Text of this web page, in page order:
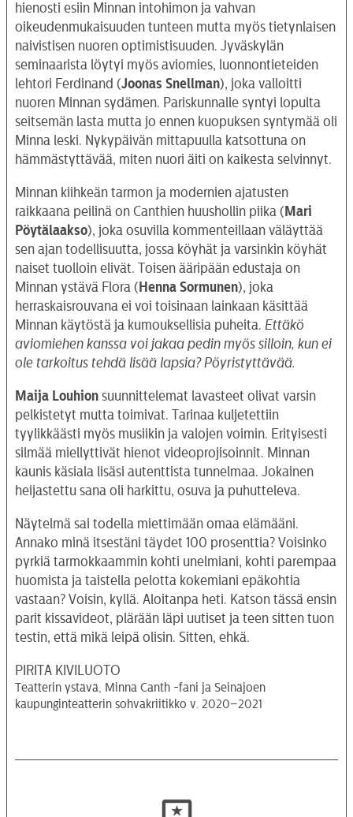
hienosti esiin Minnan intohimon ja vahvan
oikeudenmukaisuuden tunteen mutta myös tietynlaisen
naivistisen nuoren optimistisuuden. Jyväskylän
seminaarista löytyi myös aviomies, luonnontieteiden
lehtori Ferdinand (Joonas Snellman), joka valloitti
nuoren Minnan sydämen. Pariskunnalle syntyi lopulta
seitsemän lasta mutta jo ennen kuopuksen syntymää oli
Minna leski. Nykypäivän mittapuulla katsottuna on
hämmästyttävää, miten nuori äiti on kaikesta selvinnyt.
Minnan kiihkeän tarmon ja modernien ajatusten
raikkaana peilinä on Canthien huushollin piika ( Mari
Pöytälaakso), joka osuvilla kommenteillaan väläyttää
sen ajan todellisuutta, jossa köyhät ja varsinkin köyhät
naiset tuolloin elivät. Toisen ääripään edustaja on
Minnan ystävä Flora ( Henna Sormunen), joka
herraskaisrouvana ei voi toisinaan lainkaan käsittää
Minnan käytöstä ja kumouksellisia puheita. Ettäkö
aviomiehen kanssa voi jakaa pedin myös silloin, kun ei
ole tarkoitus tehdä lisää lapsia? Pöyristyttävää.
Maija Louhion suunnittelemat lavasteet olivat varsin
pelkistetyt mutta toimivat. Tarinaa kuljetettiin
tyylikkäästi myös musiikin ja valojen voimin. Erityisesti
silmää miellyttivät hienot videoprojisoinnit. Minnan
kaunis käsiala lisäsi autenttista tunnelmaa. Jokainen
heijastettu sana oli harkittu, osuva ja puhutteleva.
Näytelmä sai todella miettimään omaa elämääni.
Annako minä itsestäni täydet 100 prosenttia? Voisinko
pyrkiä tarmokkaammin kohti unelmiani, kohti parempaa
huomista ja taistella pelotta kokemiani epäkohtia
vastaan? Voisin, kyllä. Aloitanpa heti. Katson tässä ensin
parit kissavideot, plärään läpi uutiset ja teen sitten tuon
testin, että mikä leipä olisin. Sitten, ehkä.
PIRITA KIVILUOTO
Teatterin ystävä, Minna Canth -fani ja Seinäjoen
kaupunginteatterin sohvakriitikko v. 2020–2021